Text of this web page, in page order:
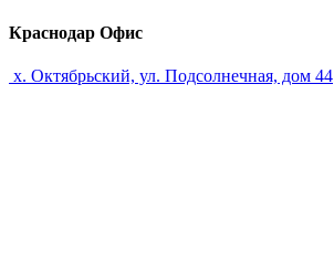
Краснодар Офис
х. Октябрьский, ул. Подсолнечная, дом 44